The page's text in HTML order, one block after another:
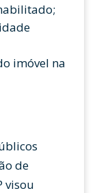
imóvel na
de
visou